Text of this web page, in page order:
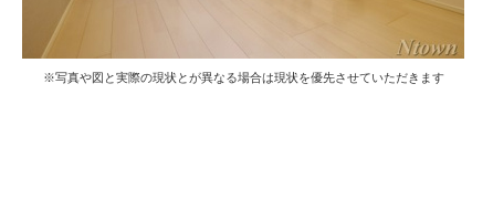
※写真や図と実際の現状とが異なる場合は現状を優先させていただきます